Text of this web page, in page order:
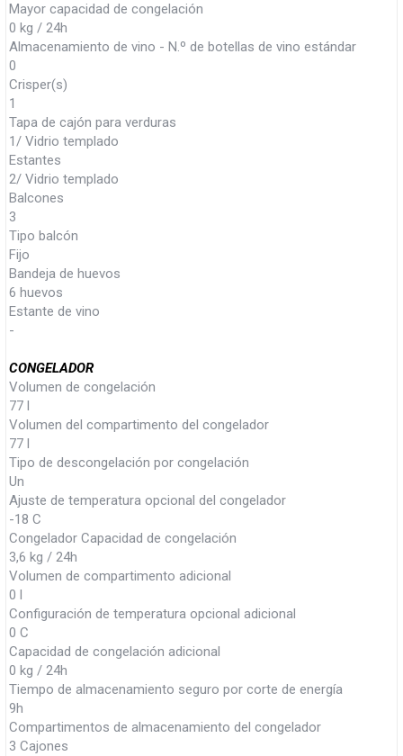
Mayor capacidad de congelación
0 kg / 24h
Almacenamiento de vino - N.º de botellas de vino estándar
0
Crisper(s)
1
Tapa de cajón para verduras
1/ Vidrio templado
Estantes
2/ Vidrio templado
Balcones
3
Tipo balcón
Fijo
Bandeja de huevos
6 huevos
Estante de vino
-
CONGELADOR
Volumen de congelación
77 l
Volumen del compartimento del congelador
77 l
Tipo de descongelación por congelación
Un
Ajuste de temperatura opcional del congelador
-18 C
Congelador Capacidad de congelación
3,6 kg / 24h
Volumen de compartimento adicional
0 l
Configuración de temperatura opcional adicional
0 C
Capacidad de congelación adicional
0 kg / 24h
Tiempo de almacenamiento seguro por corte de energía
9h
Compartimentos de almacenamiento del congelador
3 Cajones